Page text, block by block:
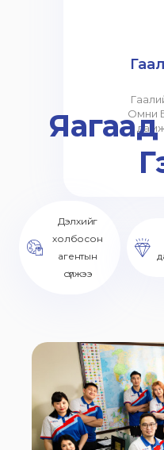
Омни
Дэлхийг
холбосон
агентын
сүлжээ